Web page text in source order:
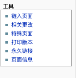
工具
链入页面
相关更改
特殊页面
打印版本
永久链接
页面信息